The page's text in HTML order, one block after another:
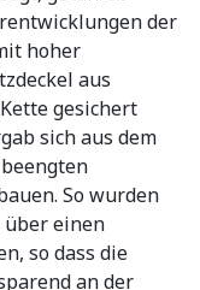
der
hoher
aus
gesichert
sich aus dem
So wurden
einen
so dass die
an der